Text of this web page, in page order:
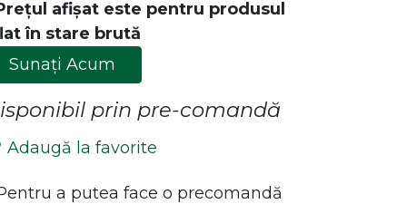
afișat este pentru produsul
în stare brută
Sunați Acum
prin pre-comandă
Adaugă la favorite
a putea face o precomandă